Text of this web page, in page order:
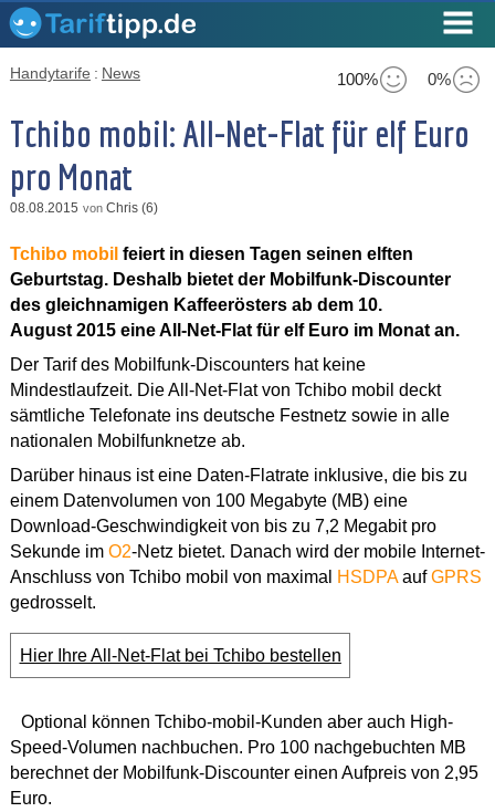
100% 0%
Handytarife : News
Tchibo mobil: All-Net-Flat für elf Euro
pro Monat
08.08.2015 von Chris (6)
Tchibo mobil feiert in diesen Tagen seinen elften
Geburtstag. Deshalb bietet der Mobilfunk-Discounter
des gleichnamigen Kaffeerösters ab dem 10.
August 2015 eine All-Net-Flat für elf Euro im Monat an.
Der Tarif des Mobilfunk-Discounters hat keine
Mindestlaufzeit. Die All-Net-Flat von Tchibo mobil deckt
sämtliche Telefonate ins deutsche Festnetz sowie in alle
nationalen Mobilfunknetze ab.
Darüber hinaus ist eine Daten-Flatrate inklusive, die bis zu
einem Datenvolumen von 100 Megabyte (MB) eine
Download-Geschwindigkeit von bis zu 7,2 Megabit pro
Sekunde im O2-Netz bietet. Danach wird der mobile Internet-
Anschluss von Tchibo mobil von maximal
HSDPAaufGPRS
gedrosselt.
Hier Ihre All-Net-Flat bei Tchibo bestellen
Optional können Tchibo-mobil-Kunden aber auch High-
Speed-Volumen nachbuchen. Pro 100 nachgebuchten MB
berechnet der Mobilfunk-Discounter einen Aufpreis von 2,95
Euro.